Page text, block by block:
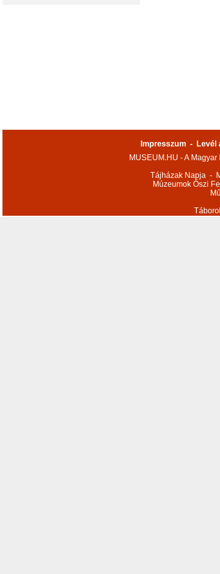
Impresszum -
Levél
MUSEUM.HU - A
Tájházak Napja -
Múzeumok Őszi